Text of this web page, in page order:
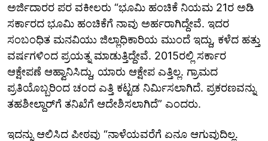
ಅರ್ಜಿದಾರರ ಪರ ವಕೀಲರು “ಭೂಮಿ ಹಂಚಿಕೆ ನಿಯಮ 21ರ ಅಡಿ
ಸರ್ಕಾರದ ಭೂಮಿ ಹಂಚಿಕೆಗೆ ನಾವು ಅರ್ಹರಾಗಿದ್ದೇವೆ. ಇದರ
ಸಂಬಂಧಿತ ಮನವಿಯು ಜಿಲ್ಲಾಧಿಕಾರಿಯ ಮುಂದೆ ಇದ್ದು, ಕಳೆದ ಹತ್ತು
ವರ್ಷಗಳಿಂದ ಪ್ರಯತ್ನ ಮಾಡುತ್ತಿದ್ದೇವೆ. 2015ರಲ್ಲಿ ಸರ್ಕಾರ
ಆಕ್ಷೇಪಣೆ ಆಹ್ವಾನಿಸಿದ್ದು, ಯಾರು ಆಕ್ಷೇಪ ಎತ್ತಿಲ್ಲ. ಗ್ರಾಮದ
ಪ್ರತಿಯೊಬ್ಬರಿಂದ ಚಂದ ಎತ್ತಿ ಕಟ್ಟಡ ನಿರ್ಮಿಸಲಾಗಿದೆ. ಪ್ರಕರಣವನ್ನು
ತಹಶೀಲ್ದಾರ್‌ಗೆ ತನಿಖೆಗೆ ಆದೇಶಿಸಲಾಗಿದೆ” ಎಂದರು.
ಇದನ್ನು ಆಲಿಸಿದ ಪೀಠವು “ನಾಳೆಯವರೆಗೆ ಏನೂ ಆಗುವುದಿಲ್ಲ.